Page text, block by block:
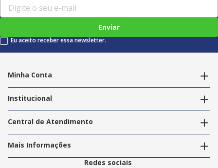
Enviar
Eu aceito receber essa newsletter.
Minha Conta
Editar endereços
Institucional
Nossas Lojas
Trabalhe Conosco
Central de Atendimento
Política de Privacidade
Termos e Condições
Politica de Entrega
Mais Informações
2ª Via Nota Fiscal
Redes sociais